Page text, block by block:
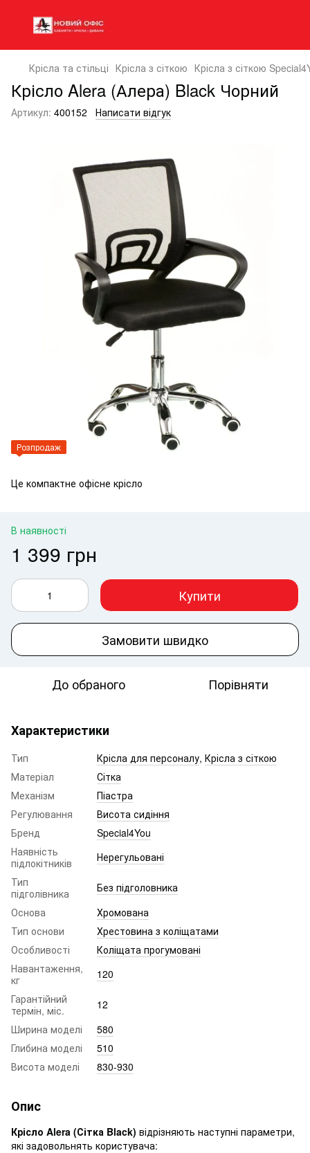
Крісла та стільці Крісла з сіткою Крісла з сіткою
Крісло Alera (Алера) Black Чорний
Артикул: 400152 Написати відгук
Розпродаж
Це компактне офісне крісло
В наявності
1 399 грн
Купити
Замовити швидко
До обраного Порівняти
Характеристики
Тип Крісла для персоналу, Крісла з сіткою
Матеріал
Сітка
Механізм
Піастра
Регулювання
Висота сидіння
Бренд
Special4You
Наявність
підлокітників
Нерегульовані
Тип
підголівника
Без підголовника
Основа
Хромована
Тип основи
Хрестовина з коліщатами
Особливості
Коліщата прогумовані
Навантаження,
кг
120
Гарантійний
термін, міс.
12
Ширина моделі
580
Глибина моделі
510
Висота моделі
830-930
Опис
Крісло Alera (Сітка Black) відрізняють наступні параметри,
які задовольнять користувача: